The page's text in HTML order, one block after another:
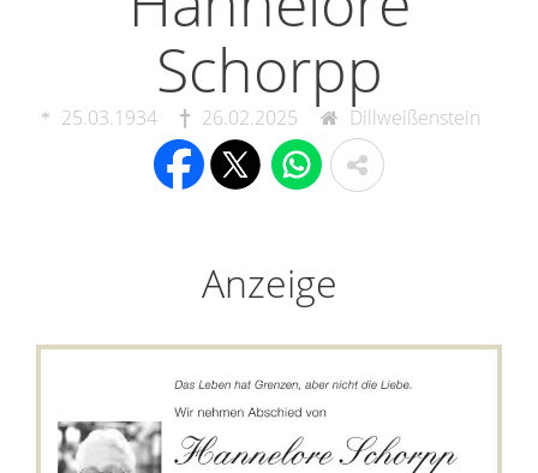
Schorpp
25.03.1934 26.02.2025 Dillweißenstein
Anzeige